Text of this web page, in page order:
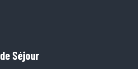
Séjour